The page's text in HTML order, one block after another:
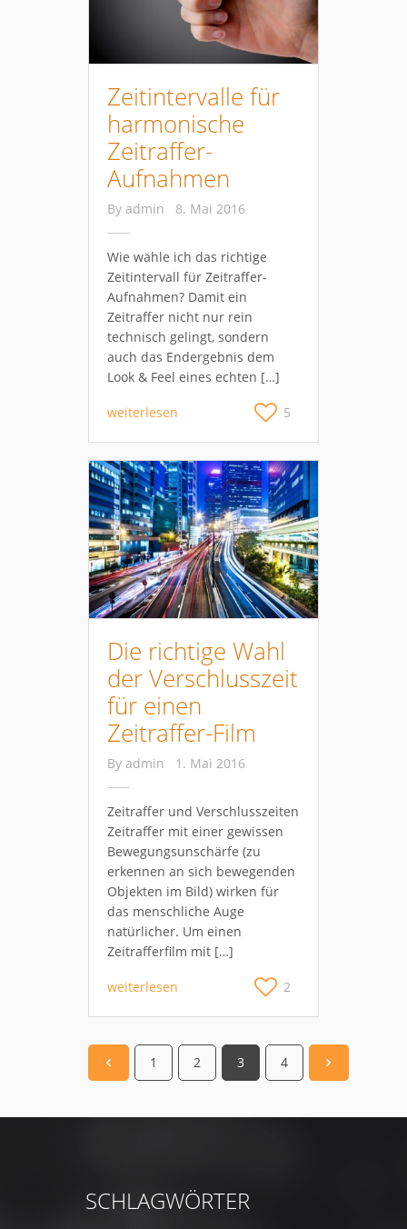
Zeitintervalle für
harmonische
Zeitraffer-
Aufnahmen
By admin 8. Mai 2016
Wie wähle ich das richtige
Zeitintervall für Zeitraffer-
Aufnahmen? Damit ein
Zeitraffer nicht nur rein
technisch gelingt, sondern
auch das Endergebnis dem
Look & Feel eines echten […]
weiterlesen 5
Die richtige Wahl
der Verschlusszeit
für einen
Zeitraffer-Film
By admin 1. Mai 2016
Zeitraffer und Verschlusszeiten
Zeitraffer mit einer gewissen
Bewegungsunschärfe (zu
erkennen an sich bewegenden
Objekten im Bild) wirken für
das menschliche Auge
natürlicher. Um einen
Zeitrafferfilm mit […]
weiterlesen 2
1 2 3 4
SCHLAGWÖRTER